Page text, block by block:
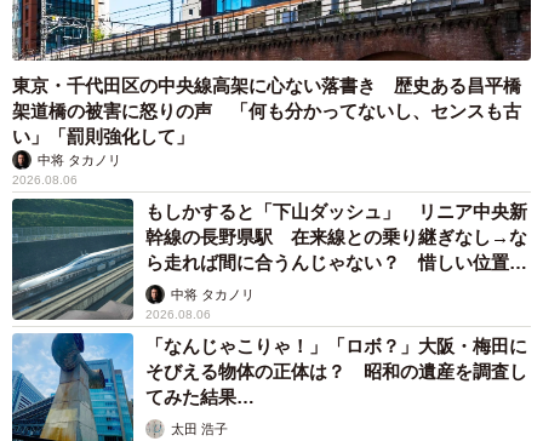
東京・千代田区の中央線高架に心ない落書き 歴史ある昌平橋
架道橋の被害に怒りの声 「何も分かってないし、センスも古
い」「罰則強化して」
中将 タカノリ
2026.08.06
もしかすると「下山ダッシュ」 リニア中央新
幹線の長野県駅 在来線との乗り継ぎなし→な
ら走れば間に合うんじゃない？ 惜しい位置関
係が反響
中将 タカノリ
2026.08.06
「なんじゃこりゃ！」「ロボ？」大阪・梅田に
そびえる物体の正体は？ 昭和の遺産を調査し
てみた結果…
太田 浩子